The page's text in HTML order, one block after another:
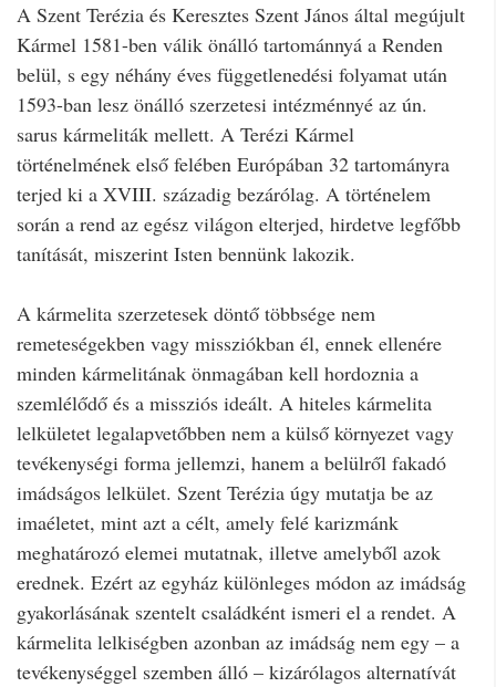
A Szent Terézia és Keresztes Szent János által megújult
Kármel 1581-ben válik önálló tartománnyá a Renden
belül, s egy néhány éves függetlenedési folyamat után
1593-ban lesz önálló szerzetesi intézménnyé az ún.
sarus kármeliták mellett. A Terézi Kármel
történelmének első felében Európában 32 tartományra
terjed ki a XVIII. századig bezárólag. A történelem
során a rend az egész világon elterjed, hirdetve legfőbb
tanítását, miszerint Isten bennünk lakozik.
A kármelita szerzetesek döntő többsége nem
remeteségekben vagy missziókban él, ennek ellenére
minden kármelitának önmagában kell hordoznia a
szemlélődő és a missziós ideált. A hiteles kármelita
lelkületet legalapvetőbben nem a külső környezet vagy
tevékenységi forma jellemzi, hanem a belülről fakadó
imádságos lelkület. Szent Terézia úgy mutatja be az
imaéletet, mint azt a célt, amely felé karizmánk
meghatározó elemei mutatnak, illetve amelyből azok
erednek. Ezért az egyház különleges módon az imádság
gyakorlásának szentelt családként ismeri el a rendet. A
kármelita lelkiségben azonban az imádság nem egy – a
tevékenységgel szemben álló – kizárólagos alternatívát